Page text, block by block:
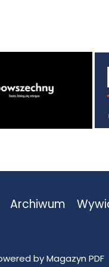
Archiwum
by Magazyn PDF